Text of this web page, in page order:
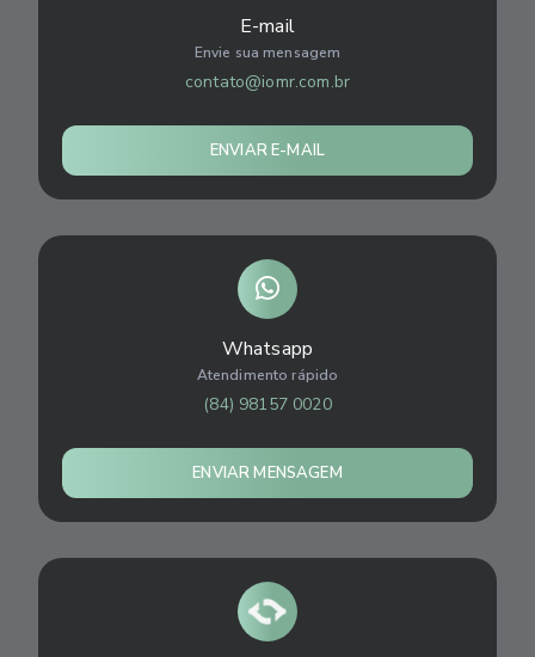
E-mail
Envie sua mensagem
contato@iomr.com.br
ENVIAR E-MAIL
Whatsapp
Atendimento rápido
(84) 98157 0020
ENVIAR MENSAGEM